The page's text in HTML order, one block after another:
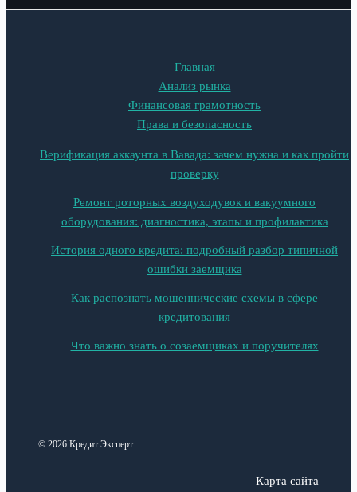
Главная
Анализ рынка
Финансовая грамотность
Права и безопасность
Верификация аккаунта в Вавада: зачем нужна и как пройти
проверку
Ремонт роторных воздуходувок и вакуумного
оборудования: диагностика, этапы и профилактика
История одного кредита: подробный разбор типичной
ошибки заемщика
Как распознать мошеннические схемы в сфере
кредитования
Что важно знать о созаемщиках и поручителях
© 2026 Кредит Эксперт
Карта сайта